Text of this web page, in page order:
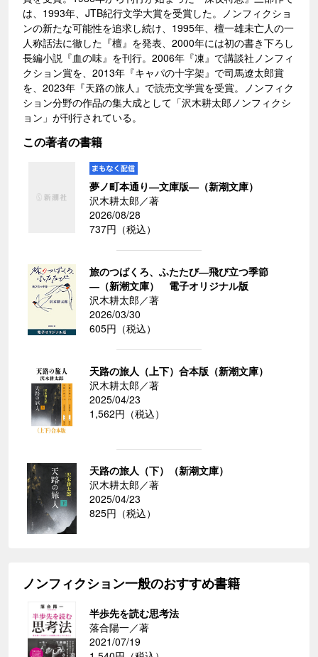
は、1993年、JTB紀行文学大賞を受賞した。ノンフィクショ
ンの新たな可能性を追求し続け、1995年、檀一雄未亡人の一
人称話法に徹した『檀』を発表、2000年には初の書き下ろし
長編小説『血の味』を刊行。2006年『凍』で講談社ノンフィ
クション賞を、2013年『キャパの十字架』で司馬遼太郎賞
を、2023年『天路の旅人』で読売文学賞を受賞。ノンフィク
ション分野の作品の集大成として「沢木耕太郎ノンフィクシ
ョン」が刊行されている。
この著者の書籍
夢ノ町本通り―文庫版―（新潮文庫）
沢木耕太郎／著
2026/08/28
737円（税込）
旅のつばくろ、ふたたび―飛び立つ季節
―（新潮文庫） 電子オリジナル版
沢木耕太郎／著
2026/03/30
605円（税込）
天路の旅人（上下）合本版（新潮文庫）
沢木耕太郎／著
2025/04/23
1,562円（税込）
天路の旅人（下）（新潮文庫）
沢木耕太郎／著
2025/04/23
825円（税込）
ノンフィクション一般のおすすめ書籍
半歩先を読む思考法
落合陽一／著
2021/07/19